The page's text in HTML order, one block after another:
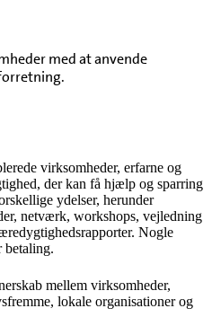
med at anvende
virksomheder, erfarne og
der kan få hjælp og sparring
ydelser, herunder
netværk, workshops, vejledning
Nogle
betaling.
mellem virksomheder,
lokale organisationer og